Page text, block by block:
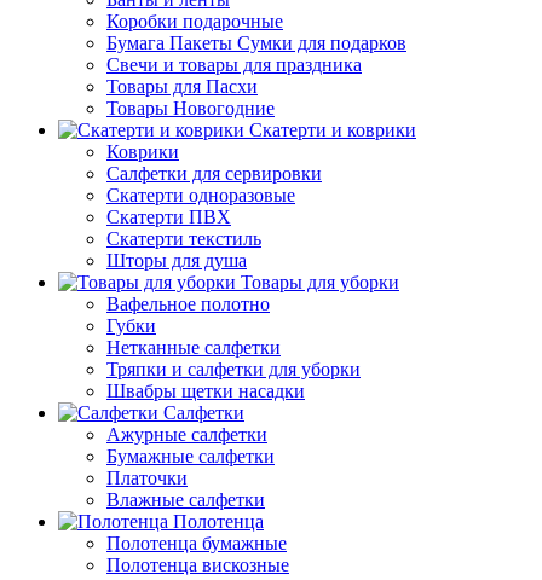
Коробки подарочные
Бумага Пакеты Сумки для подарков
Свечи и товары для праздника
Товары для Пасхи
Товары Новогодние
Скатерти и коврики
Коврики
Салфетки для сервировки
Скатерти одноразовые
Скатерти ПВХ
Скатерти текстиль
Шторы для душа
Товары для уборки
Вафельное полотно
Губки
Нетканные салфетки
Тряпки и салфетки для уборки
Швабры щетки насадки
Салфетки
Ажурные салфетки
Бумажные салфетки
Платочки
Влажные салфетки
Полотенца
Полотенца бумажные
Полотенца вискозные